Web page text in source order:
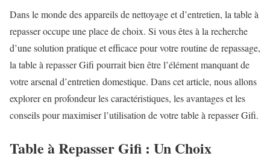
Dans le monde des appareils de nettoyage et d’entretien, la table à
repasser occupe une place de choix. Si vous êtes à la recherche
d’une solution pratique et efficace pour votre routine de repassage,
la table à repasser Gifi pourrait bien être l’élément manquant de
votre arsenal d’entretien domestique. Dans cet article, nous allons
explorer en profondeur les caractéristiques, les avantages et les
conseils pour maximiser l’utilisation de votre table à repasser Gifi.
Table à Repasser Gifi : Un Choix